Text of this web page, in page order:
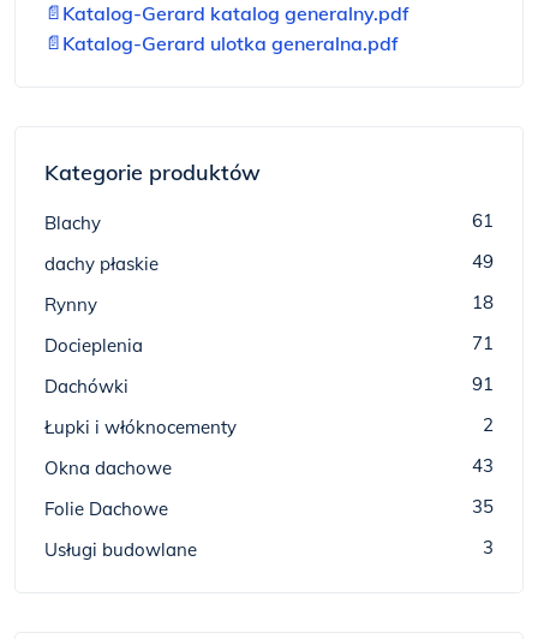
📄 Katalog-Gerard katalog generalny.pdf
📄 Katalog-Gerard ulotka generalna.pdf
Kategorie produktów
Blachy
61
dachy płaskie
49
Rynny
18
Docieplenia
71
Dachówki
91
Łupki i włóknocementy
2
Okna dachowe
43
Folie Dachowe
35
Usługi budowlane
3